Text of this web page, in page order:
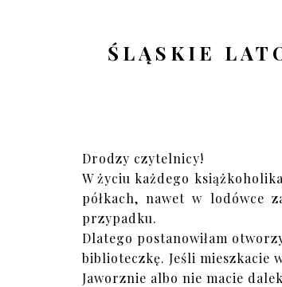
ŚLĄSKIE
Drodzy czytelnicy!
W życiu każdego
półkach, nawet w lodówce
przypadku.
Dlatego postanowiłam
biblioteczkę. Jeśli mieszkacie
Jaworznie albo nie macie